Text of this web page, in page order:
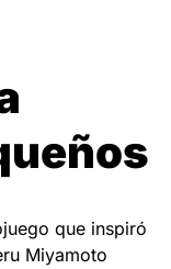
que inspiró
Miyamoto